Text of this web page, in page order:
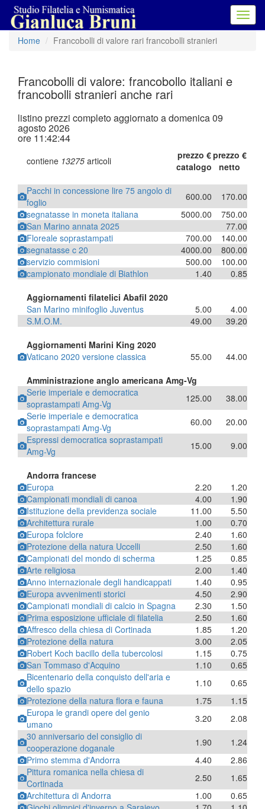
Home
Francobolli di valore rari francobolli stranieri
Francobolli di valore: francobollo italiani e
francobolli stranieri anche rari
listino prezzi completo aggiornato a domenica 09
agosto 2026
ore 11:42:44
contiene 13275 articoli
prezzo €
catalogo
prezzo €
netto
Pacchi in concessione lire 75 angolo di
foglio
600.00
170.00
segnatasse in moneta italiana
5000.00
750.00
San Marino annata 2025
77.00
Floreale soprastampati
700.00
140.00
segnatasse c 20
4000.00
800.00
servizio commisioni
500.00
100.00
campionato mondiale di Biathlon
1.40
0.85
Aggiornamenti filatelici Abafil 2020
San Marino minifoglio Juventus
5.00
4.00
S.M.O.M.
49.00
39.20
Aggiornamenti Marini King 2020
Vaticano 2020 versione classica
55.00
44.00
Amministrazione anglo americana Amg-Vg
Serie imperiale e democratica
soprastampati Amg-Vg
125.00
38.00
Serie imperiale e democratica
soprastampati Amg-Vg
60.00
20.00
Espressi democratica soprastampati
Amg-Vg
15.00 9.00
Andorra francese
Europa
2.20
1.20
Campionati mondiali di canoa
4.00
1.90
Istituzione della previdenza sociale
11.00
5.50
Architettura rurale
1.00
0.70
Europa folclore
2.40
1.60
Protezione della natura Uccelli
2.50
1.60
Campionati del mondo di scherma
1.25
0.85
Arte religiosa
2.00
1.40
Anno internazionale degli handicappati
1.40
0.95
Europa avvenimenti storici
4.50
2.90
Campionati mondiali di calcio in Spagna
2.30
1.50
Prima esposizione ufficiale di filatelia
2.50
1.60
Affresco della chiesa di Cortinada
1.85
1.20
Protezione della natura
3.00
2.05
Robert Koch bacillo della tubercolosi
1.15
0.75
San Tommaso d'Acquino
1.10
0.65
Bicentenario della conquisto dell'aria e
dello spazio
1.10
0.65
Protezione della natura flora e fauna
1.75
1.15
Europa le grandi opere del genio
umano
3.20
2.08
30 anniversario del consiglio di
cooperazione doganale
1.90
1.24
Primo stemma d'Andorra
4.40
2.86
Pittura romanica nella chiesa di
Cortinada
2.50
1.65
Architettura di Andorra
1.00
0.65